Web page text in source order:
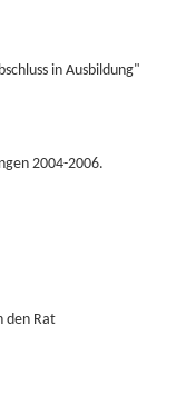
in Ausbildung"
2004-2006.
den Rat